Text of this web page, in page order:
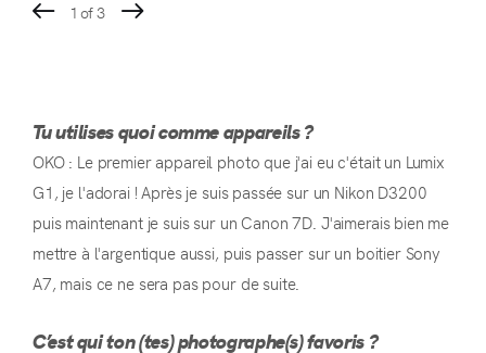
2 3
Tu utilises quoi comme appareils ?
OKO : Le premier appareil photo que j'ai eu c'était un Lumix
G1, je l'adorai ! Après je suis passée sur un Nikon D3200
puis maintenant je suis sur un Canon 7D. J'aimerais bien me
mettre à l'argentique aussi, puis passer sur un boitier Sony
A7, mais ce ne sera pas pour de suite.
C’est qui ton (tes) photographe(s) favoris ?